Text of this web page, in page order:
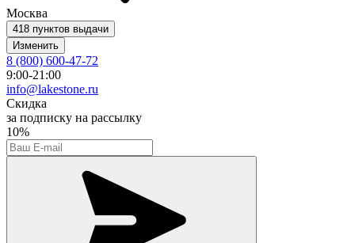
Москва
418 пунктов выдачи
Изменить
8 (800) 600-47-72
9:00-21:00
info@lakestone.ru
Скидка
за подписку на рассылку
10%